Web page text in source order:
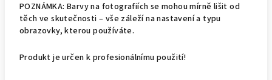
POZNÁMKA: Barvy na fotografiích se mohou mírně lišit od
těch ve skutečnosti – vše záleží na nastavení a typu
obrazovky, kterou používáte.
Produkt je určen k profesionálnímu použití!